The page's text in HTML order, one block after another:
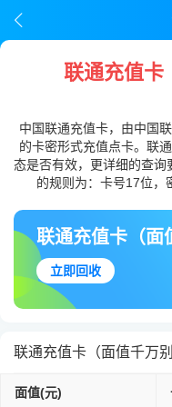
联通充值卡
中国联通充值卡，由中国
的卡密形式充值点卡。联
态是否有效，更详细的查
的规则为：卡号17位，
联通充值卡（面
立即回收
联通充值卡（面值千万
面值(元)